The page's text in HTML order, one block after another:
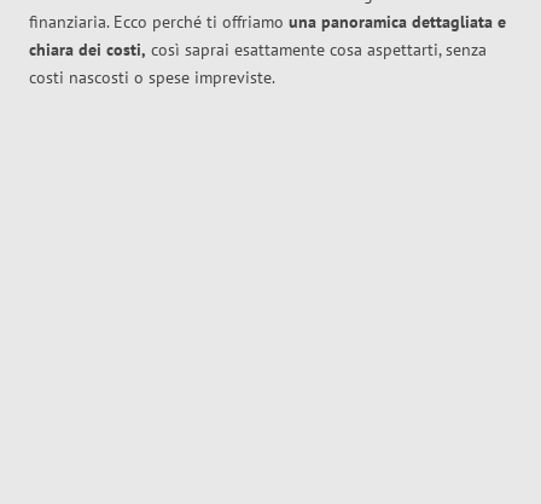
finanziaria. Ecco perché ti offriamo una panoramica dettagliata e
chiara dei costi, così saprai esattamente cosa aspettarti, senza
costi nascosti o spese impreviste.